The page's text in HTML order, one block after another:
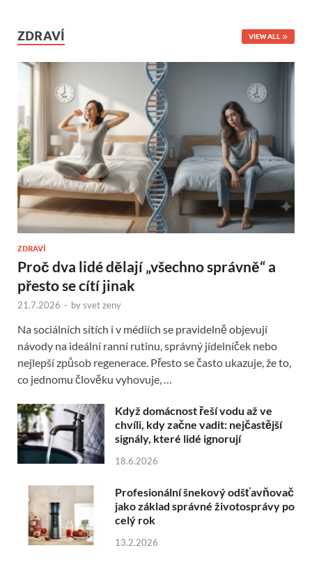
ZDRAVÍ VIEW ALL
ZDRAVÍ
Proč dva lidé dělají „všechno správně“ a
přesto se cítí jinak
21.7.2026 - bysvet zeny
Na sociálních sítích i v médiích se pravidelně objevují
návody na ideální ranní rutinu, správný jídelníček nebo
nejlepší způsob regenerace. Přesto se často ukazuje, že to,
co jednomu člověku vyhovuje, …
Když domácnost řeší vodu až ve
chvíli, kdy začne vadit: nejčastější
signály, které lidé ignorují
18.6.2026
Profesionální šnekový odšťavňovač
jako základ správné životosprávy po
celý rok
13.2.2026